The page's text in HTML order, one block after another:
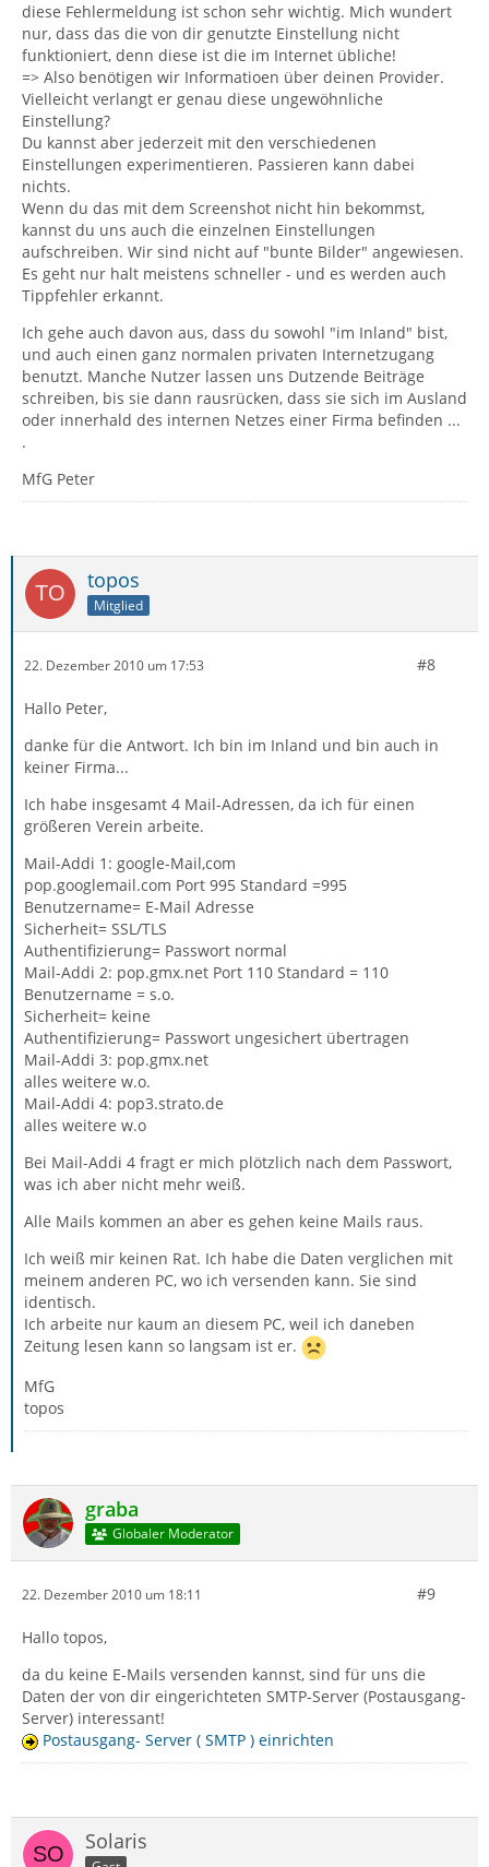
diese Fehlermeldung ist schon sehr wichtig. Mich wundert
nur, dass das die von dir genutzte Einstellung nicht
funktioniert, denn diese ist die im Internet übliche!
=> Also benötigen wir Informatioen über deinen Provider.
Vielleicht verlangt er genau diese ungewöhnliche
Einstellung?
Du kannst aber jederzeit mit den verschiedenen
Einstellungen experimentieren. Passieren kann dabei
nichts.
Wenn du das mit dem Screenshot nicht hin bekommst,
kannst du uns auch die einzelnen Einstellungen
aufschreiben. Wir sind nicht auf "bunte Bilder" angewiesen.
Es geht nur halt meistens schneller - und es werden auch
Tippfehler erkannt.
Ich gehe auch davon aus, dass du sowohl "im Inland" bist,
und auch einen ganz normalen privaten Internetzugang
benutzt. Manche Nutzer lassen uns Dutzende Beiträge
schreiben, bis sie dann rausrücken, dass sie sich im Ausland
oder innerhald des internen Netzes einer Firma befinden ...
.
MfG Peter
topos
Mitglied
22. Dezember 2010 um 17:53 #8
Hallo Peter,
danke für die Antwort. Ich bin im Inland und bin auch in
keiner Firma...
Ich habe insgesamt 4 Mail-Adressen, da ich für einen
größeren Verein arbeite.
Mail-Addi 1: google-Mail,com
pop.googlemail.com Port 995 Standard =995
Benutzername= E-Mail Adresse
Sicherheit= SSL/TLS
Authentifizierung= Passwort normal
Mail-Addi 2: pop.gmx.net Port 110 Standard = 110
Benutzername = s.o.
Sicherheit= keine
Authentifizierung= Passwort ungesichert übertragen
Mail-Addi 3: pop.gmx.net
alles weitere w.o.
Mail-Addi 4: pop3.strato.de
alles weitere w.o
Bei Mail-Addi 4 fragt er mich plötzlich nach dem Passwort,
was ich aber nicht mehr weiß.
Alle Mails kommen an aber es gehen keine Mails raus.
Ich weiß mir keinen Rat. Ich habe die Daten verglichen mit
meinem anderen PC, wo ich versenden kann. Sie sind
identisch.
Ich arbeite nur kaum an diesem PC, weil ich daneben
Zeitung lesen kann so langsam ist er.
MfG
topos
graba
Globaler Moderator
22. Dezember 2010 um 18:11 #9
Hallo topos,
da du keine E-Mails versenden kannst, sind für uns die
Daten der von dir eingerichteten SMTP-Server (Postausgang-
Server) interessant!
Postausgang- Server ( SMTP ) einrichten
Solaris